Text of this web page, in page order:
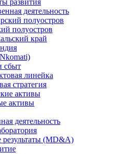
развития
деятельность
полуостров
полуостров
край
сбыт
линейка
стратегия
активы
активы
деятельность
(MD&A)